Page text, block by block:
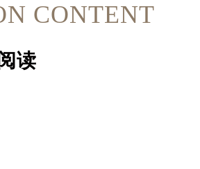
CONTENT
读